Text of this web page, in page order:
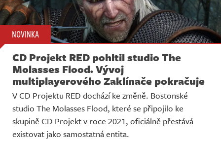
NOVINKA
CD Projekt RED pohltil studio The
Molasses Flood. Vývoj
multiplayerového Zaklínače pokračuje
V CD Projektu RED dochází ke změně. Bostonské
studio The Molasses Flood, které se připojilo ke
skupině CD Projekt v roce 2021, oficiálně přestává
existovat jako samostatná entita.